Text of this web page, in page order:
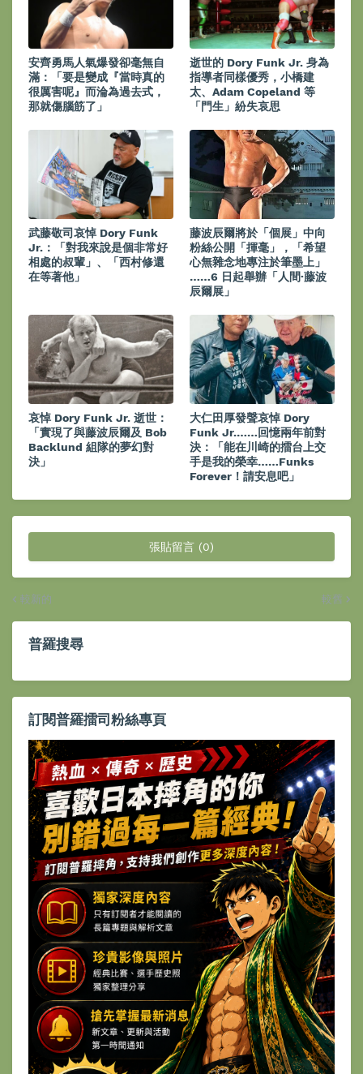
安齊勇馬人氣爆發卻毫無自
滿：「要是變成『當時真的
很厲害呢』而淪為過去式，
那就傷腦筋了」
逝世的 Dory Funk Jr. 身為
指導者同樣優秀，小橋建
太、Adam Copeland 等
「門生」紛失哀思
武藤敬司哀悼 Dory Funk
Jr.：「對我來說是個非常好
相處的叔輩」、「西村修還
在等著他」
藤波辰爾將於「個展」中向
粉絲公開「揮毫」，「希望
心無雜念地專注於筆墨上」
……6 日起舉辦「人間·藤波
辰爾展」
哀悼 Dory Funk Jr. 逝世：
「實現了與藤波辰爾及 Bob
Backlund 組隊的夢幻對
決」
大仁田厚發聲哀悼 Dory
Funk Jr.……回憶兩年前對
決：「能在川崎的擂台上交
手是我的榮幸……Funks
Forever！請安息吧」
張貼留言 (0)
較新的 較舊
普羅搜尋
訂閱普羅擂司粉絲專頁